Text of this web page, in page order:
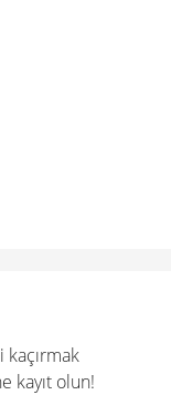
kaçırmak
kayıt olun!